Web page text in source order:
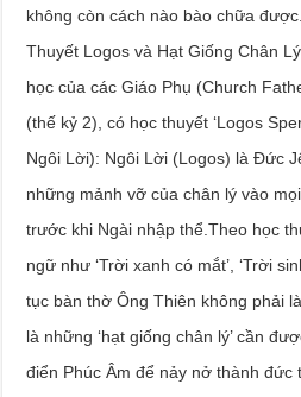
không còn cách nào bào chữa
Thuyết Logos và Hạt Giống Chân
học của các Giáo Phụ (Church
(thế kỷ 2), có học thuyết ‘Logos
Ngôi Lời): Ngôi Lời (Logos) là Đức
những mảnh vỡ của chân lý vào
trước khi Ngài nhập thể.Theo học
ngữ như ‘Trời xanh có mắt’, ‘Trời
tục bàn thờ Ông Thiên không phải
là những ‘hạt giống chân lý’ cần
điển Phúc Âm để nảy nở thành đức